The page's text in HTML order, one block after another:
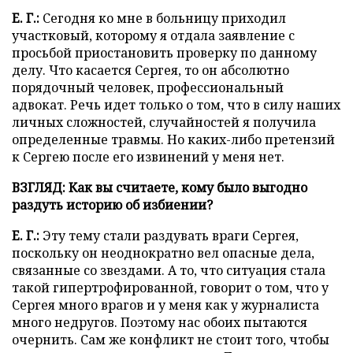
Е. Г.: Сегодня ко мне в больницу приходил
участковый, которому я отдала заявление с
просьбой приостановить проверку по данному
делу. Что касается Сергея, то он абсолютно
порядочный человек, профессиональный
адвокат. Речь идет только о том, что в силу наших
личных сложностей, случайностей я получила
определенные травмы. Но каких-либо претензий
к Сергею после его извинений у меня нет.
ВЗГЛЯД:Как вы считаете, кому было выгодно
раздуть историю об избиении?
Е. Г.: Эту тему стали раздувать враги Сергея,
поскольку он неоднократно вел опасные дела,
связанные со звездами. А то, что ситуация стала
такой гипертрофированной, говорит о том, что у
Сергея много врагов и у меня как у журналиста
много недругов. Поэтому нас обоих пытаются
очернить. Сам же конфликт не стоит того, чтобы